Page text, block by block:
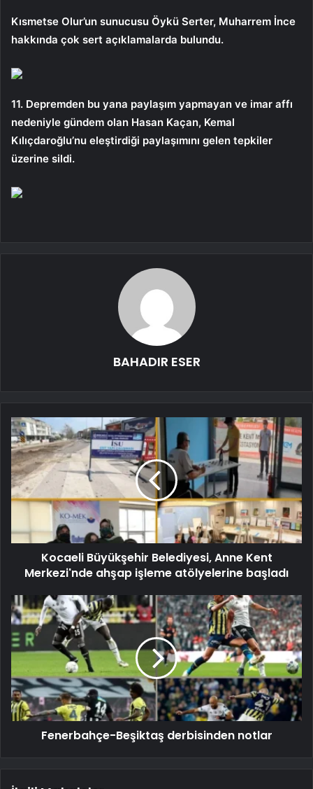
Kısmetse Olur’un sunucusu Öykü Serter, Muharrem İnce
hakkında çok sert açıklamalarda bulundu.
11. Depremden bu yana paylaşım yapmayan ve imar affı
nedeniyle gündem olan Hasan Kaçan, Kemal
Kılıçdaroğlu’nu eleştirdiği paylaşımını gelen tepkiler
üzerine sildi.
BAHADIR ESER
Kocaeli Büyükşehir Belediyesi, Anne Kent
Merkezi'nde ahşap işleme atölyelerine başladı
Fenerbahçe-Beşiktaş derbisinden notlar